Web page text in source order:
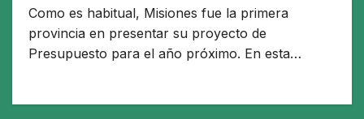
Como es habitual, Misiones fue la primera
provincia en presentar su proyecto de
Presupuesto para el año próximo. En esta…